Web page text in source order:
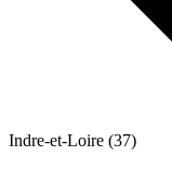
Indre-et-Loire (37)